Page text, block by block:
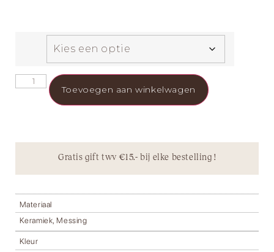
Toevoegen aan winkelwagen
Gratis gift twv €15.- bij elke bestelling !
Materiaal
Keramiek, Messing
Kleur